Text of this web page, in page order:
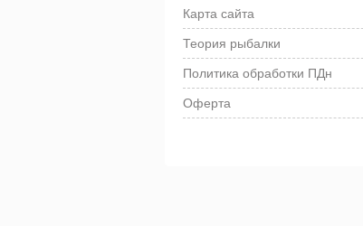
Карта сайта
Теория рыбалки
Политика обработки ПДн
Оферта